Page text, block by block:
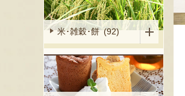
米･雑穀･餅 (92)